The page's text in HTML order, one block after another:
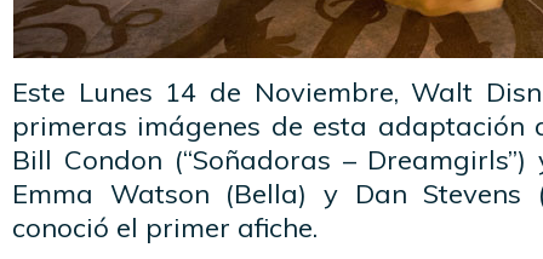
Este Lunes 14 de Noviembre, Walt
primeras imágenes de esta
Bill Condon (“Soñadoras –
Emma Watson (Bella) y Dan Stevens
conoció el primer afiche.